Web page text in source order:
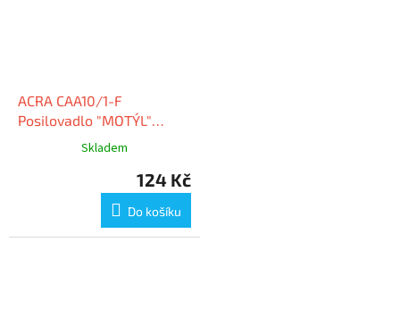
ACRA CAA10/1-F
Posilovadlo "MOTÝL"
Skladem
124 Kč
Do košíku